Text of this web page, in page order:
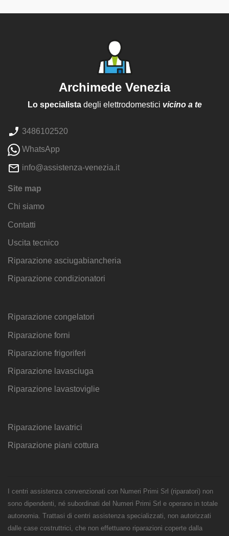
Archimede Venezia
Lo specialistadegli elettrodomestici vicino a te
3486102520
WhatsApp
info@assistenza-venezia.it
Site map
Chi siamo
Contatti
Uscita tecnico
Riparazione asciugabiancheria
Riparazione condizionatori
Riparazione congelatori
Riparazione forni
Riparazione frigoriferi
Riparazione lavasciuga
Riparazione lavastoviglie
Riparazione lavatrici
Riparazione piani cottura
I centri assistenza convenzionati con Numeri Primi Srl (riparatori) non
sono dipendenti, né subordinati del Numeri Primi Srl e operano in totale
autonomia. Trattasi di centri assistenza specializzati, non autorizzati
dalle case costruttrici, che non effettuano riparazioni coperte dalla